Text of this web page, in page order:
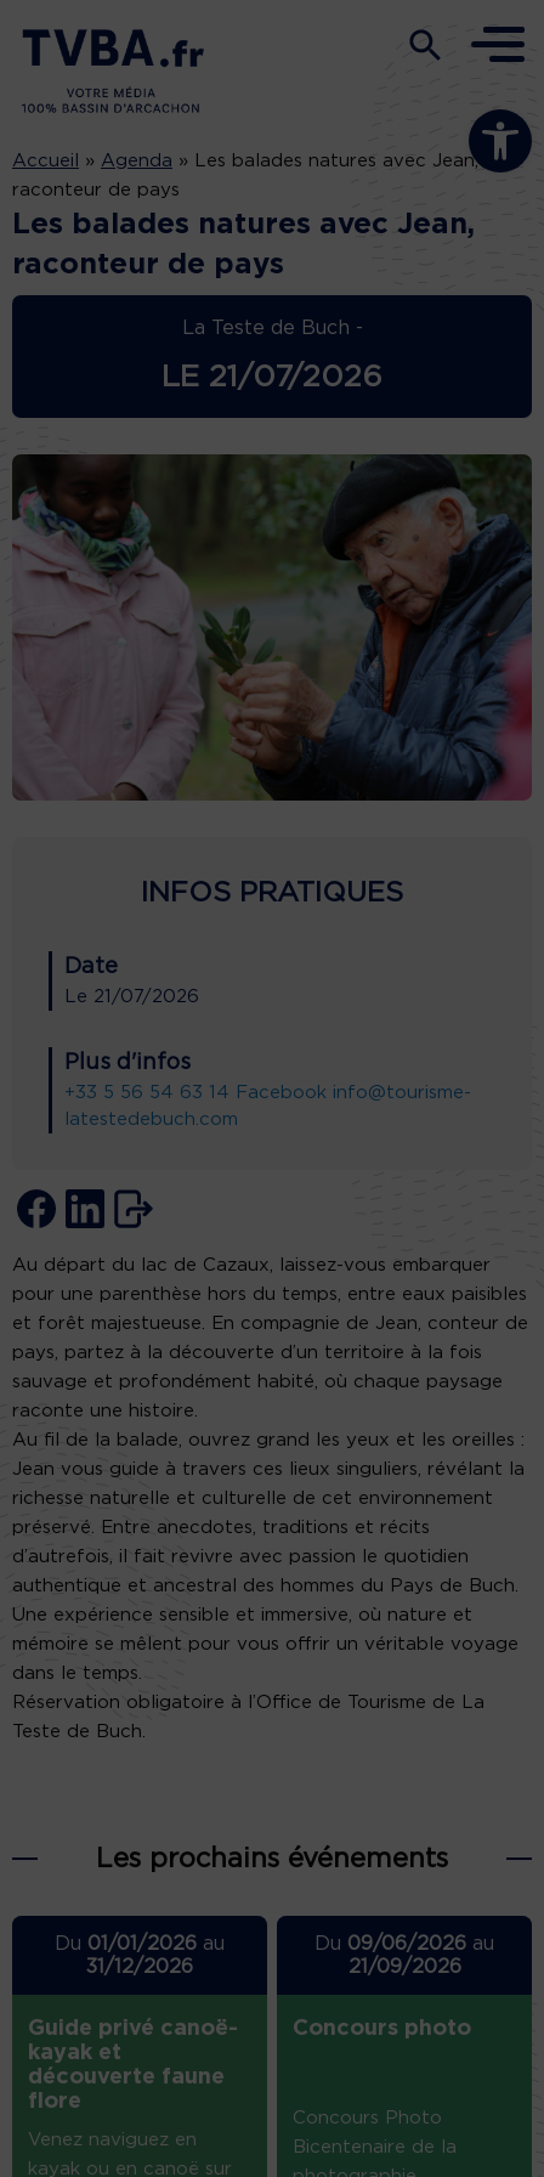
Ouvrir la
Accueil » Agenda »
Les balades natures avec Jean,
raconteur de pays
Les balades natures avec Jean,
raconteur de pays
La Teste de Buch -
LE 21/07/2026
INFOS PRATIQUES
Date
Le 21/07/2026
Plus d'infos
+33 5 56 54 63 14 Facebook info@tourisme-
latestedebuch.com
Au départ du lac de Cazaux, laissez-vous embarquer
pour une parenthèse hors du temps, entre eaux paisibles
et forêt majestueuse. En compagnie de Jean, conteur de
pays, partez à la découverte d’un territoire à la fois
sauvage et profondément habité, où chaque paysage
raconte une histoire.
Au fil de la balade, ouvrez grand les yeux et les oreilles :
Jean vous guide à travers ces lieux singuliers, révélant la
richesse naturelle et culturelle de cet environnement
préservé. Entre anecdotes, traditions et récits
d’autrefois, il fait revivre avec passion le quotidien
authentique et ancestral des hommes du Pays de Buch.
Une expérience sensible et immersive, où nature et
mémoire se mêlent pour vous offrir un véritable voyage
dans le temps.
Réservation obligatoire à l’Office de Tourisme de La
Teste de Buch.
Les prochains événements
Du 01/01/2026au
31/12/2026
Guide privé canoë-
kayak et
découverte faune
flore
Venez naviguez en
kayak ou en canoë sur
Du 09/06/2026 au
21/09/2026
Concours photo
Concours Photo
Bicentenaire de la